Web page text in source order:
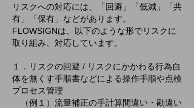
リスクへの対応には、「回避」「低減」「共
有」「保有」などがあります。
FLOWSIGNは、以下のような形でリスクに
取り組み、対応しています。
１．リスクの回避 / リスクにかかわる行為自
体を無くす手順書などによる操作手順や点検
プロセス管理
（例１）流量補正の手計算間違い・勘違い